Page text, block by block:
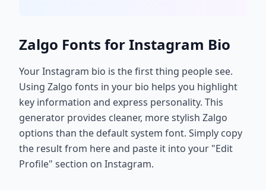
Zalgo Fonts for Instagram Bio
Your Instagram bio is the first thing people see.
Using Zalgo fonts in your bio helps you highlight
key information and express personality. This
generator provides cleaner, more stylish Zalgo
options than the default system font. Simply copy
the result from here and paste it into your "Edit
Profile" section on Instagram.